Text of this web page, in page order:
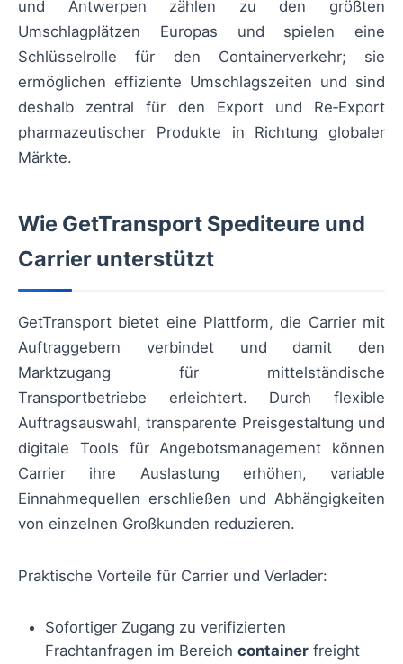
und Antwerpen zählen zu den größten
Umschlagplätzen Europas und spielen eine
Schlüsselrolle für den Containerverkehr; sie
ermöglichen effiziente Umschlagszeiten und sind
deshalb zentral für den Export und Re‑Export
pharmazeutischer Produkte in Richtung globaler
Märkte.
Wie GetTransport Spediteure und
Carrier unterstützt
GetTransport bietet eine Plattform, die Carrier mit
Auftraggebern verbindet und damit den
Marktzugang für mittelständische
Transportbetriebe erleichtert. Durch flexible
Auftragsauswahl, transparente Preisgestaltung und
digitale Tools für Angebotsmanagement können
Carrier ihre Auslastung erhöhen, variable
Einnahmequellen erschließen und Abhängigkeiten
von einzelnen Großkunden reduzieren.
Praktische Vorteile für Carrier und Verlader:
Sofortiger Zugang zu verifizierten
Frachtanfragen im Bereich container freight